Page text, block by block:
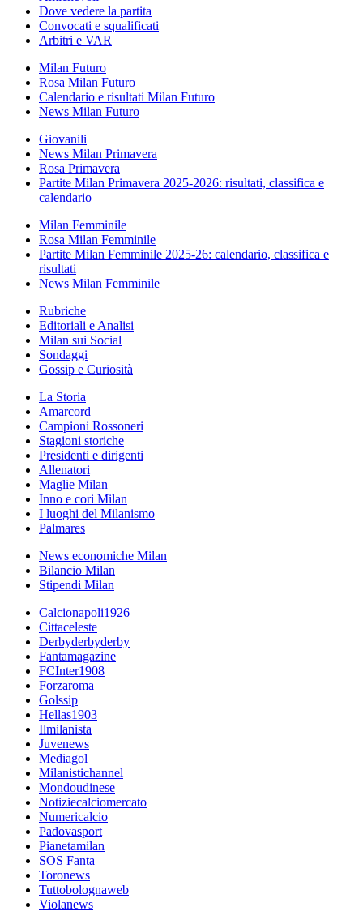
Dove vedere la partita
Convocati e squalificati
Arbitri e VAR
Milan Futuro
Rosa Milan Futuro
Calendario e risultati Milan Futuro
News Milan Futuro
Giovanili
News Milan Primavera
Rosa Primavera
Partite Milan Primavera 2025-2026: risultati, classifica e
calendario
Milan Femminile
Rosa Milan Femminile
Partite Milan Femminile 2025-26: calendario, classifica e
risultati
News Milan Femminile
Rubriche
Editoriali e Analisi
Milan sui Social
Sondaggi
Gossip e Curiosità
La Storia
Amarcord
Campioni Rossoneri
Stagioni storiche
Presidenti e dirigenti
Allenatori
Maglie Milan
Inno e cori Milan
I luoghi del Milanismo
Palmares
News economiche Milan
Bilancio Milan
Stipendi Milan
Calcionapoli1926
Cittaceleste
Derbyderbyderby
Fantamagazine
FCInter1908
Forzaroma
Golssip
Hellas1903
Ilmilanista
Juvenews
Mediagol
Milanistichannel
Mondoudinese
Notiziecalciomercato
Numericalcio
Padovasport
Pianetamilan
SOS Fanta
Toronews
Tuttobolognaweb
Violanews